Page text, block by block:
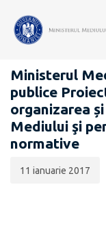
PROIECTE ACTE
Ministerul
publice
organizarea
Mediului şi
normative
publicării:
11 ianuarie 2017